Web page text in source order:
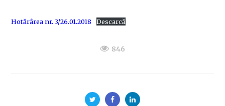
Hotărârea nr. 3/26.01.2018 Descarcă
846